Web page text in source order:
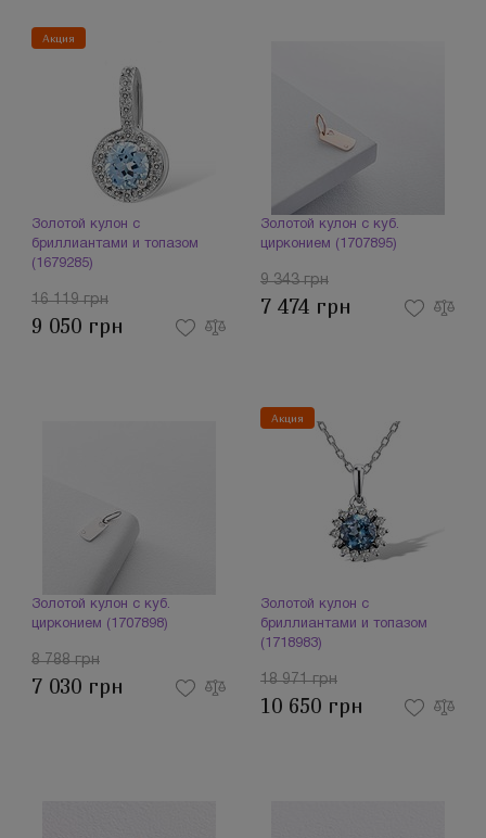
Акция
Золотой кулон с
бриллиантами и топазом
(1679285)
16 119 грн
9 050 грн
Золотой кулон с куб.
цирконием (1707895)
9 343 грн
7 474 грн
Золотой кулон с куб.
цирконием (1707898)
8 788 грн
7 030 грн
Акция
Золотой кулон с
бриллиантами и топазом
(1718983)
18 971 грн
10 650 грн